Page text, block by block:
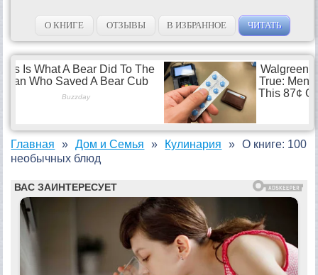
О КНИГЕ ОТЗЫВЫ В ИЗБРАННОЕ ЧИТАТЬ
Главная Дом и Семья Кулинария
О книге: 100
необычных блюд